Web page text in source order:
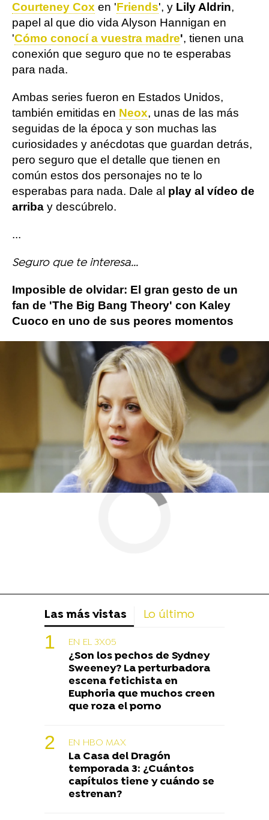
Courteney Cox en 'Friends', y Lily Aldrin,
papel al que dio vida Alyson Hannigan en
'Cómo conocí a vuestra madre', tienen una
conexión que seguro que no te esperabas
para nada.
Ambas series fueron en Estados Unidos,
también emitidas en Neox, unas de las más
seguidas de la época y son muchas las
curiosidades y anécdotas que guardan detrás,
pero seguro que el detalle que tienen en
común estos dos personajes no te lo
esperabas para nada. Dale al play al vídeo de
arriba y descúbrelo.
...
Seguro que te interesa...
Imposible de olvidar: El gran gesto de un
fan de 'The Big Bang Theory' con Kaley
Cuoco en uno de sus peores momentos
Más sobre este tema:
Courteney Cox como conocí a vuestra madre
Las más vistas Lo último
EN EL 3X05
¿Son los pechos de Sydney
Sweeney? La perturbadora
escena fetichista en
Euphoria que muchos creen
que roza el porno
EN HBO MAX
La Casa del Dragón
temporada 3: ¿Cuántos
capítulos tiene y cuándo se
estrenan?